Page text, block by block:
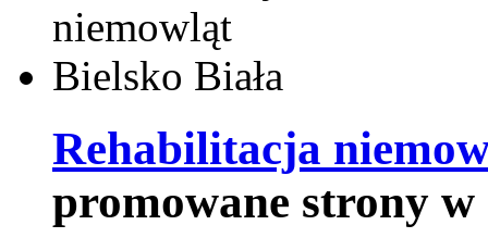
Rehabilitacja
promowane strony